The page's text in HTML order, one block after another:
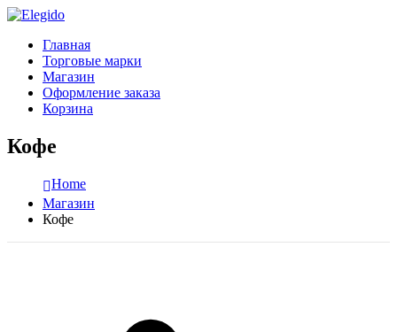
Главная
Торговые марки
Магазин
Оформление заказа
Корзина
Кофе
Home
Магазин
Кофе